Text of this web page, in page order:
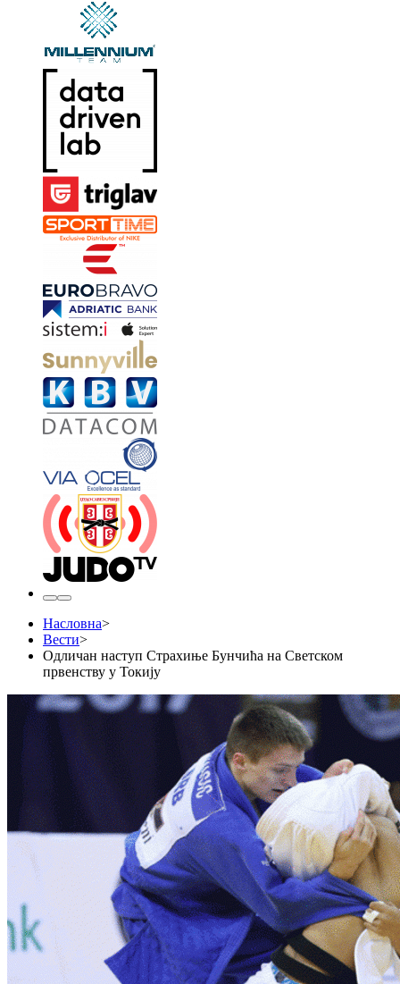
Насловна>
Вести>
​Одличан наступ Страхиње Бунчића на Светском
првенству у Токију